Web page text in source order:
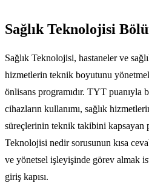
Sağlık Teknolojisi
Sağlık Teknolojisi, hastaneler ve
hizmetlerin teknik boyutunu
önlisans programıdır. TYT puanıyla
cihazların kullanımı, sağlık
süreçlerinin teknik takibini kapsayan
Teknolojisi nedir sorusunun kısa
ve yönetsel işleyişinde görev almak
giriş kapısı.